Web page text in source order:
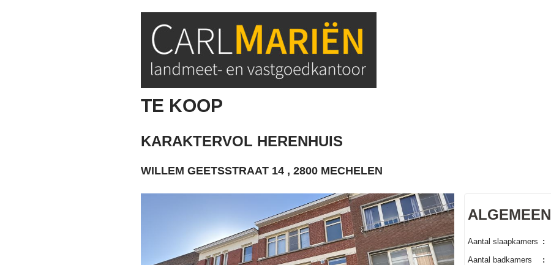
TE KOOP
KARAKTERVOL HERENHUIS
WILLEM GEETSSTRAAT 14 , 2800 MECHELEN
ALGEMEEN
Aantal slaapkamers :
Aantal badkamers
: